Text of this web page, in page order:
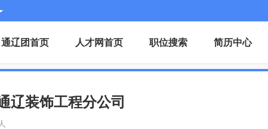
通辽团首页 人才网首页 职位搜索 简历中心
辽装饰工程分公司